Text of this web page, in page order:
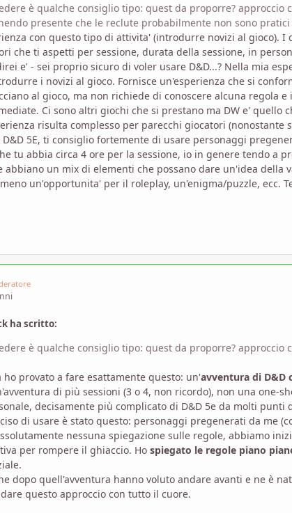
è qualche consiglio tipo: quest da proporre? approccio
presente che le reclute probabilmente non sono
con questo tipo di attivita' (introdurre novizi al gioco).
che ti aspetti per sessione, durata della sessione, in
e' - sei proprio sicuro di voler usare D&D...? Nella mia
i novizi al gioco. Fornisce un'esperienza che si
al gioco, ma non richiede di conoscere alcuna regola
Ci sono altri giochi che si prestano ma DW e' quello
risulta complesso per parecchi giocatori
5E, ti consiglio fortemente di usare personaggi
tu abbia circa 4 ore per la sessione, io in genere tendo a
abbiano un mix di elementi che possano dare un'idea della
un'opportunita' per il roleplay, un'enigma/puzzle, ecc.
ha scritto:
è qualche consiglio tipo: quest da proporre? approccio
ho provato a fare esattamente questo: un'avventura di
di più sessioni (3 o 4, non ricordo), non una one-
decisamente più complicato di D&D 5e da molti punti
di usare è stato questo: personaggi pregenerati da me
nessuna spiegazione sulle regole, abbiamo
per rompere il ghiaccio. Ho spiegato le regole piano
dopo quell'avventura hanno voluto andare avanti e ne è
questo approccio con tutto il cuore.